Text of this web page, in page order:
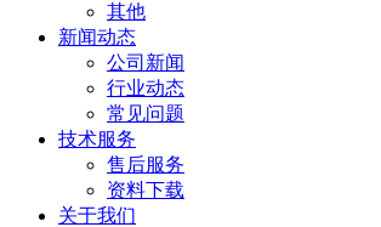
其他
新闻动态
公司新闻
行业动态
常见问题
技术服务
售后服务
资料下载
关于我们